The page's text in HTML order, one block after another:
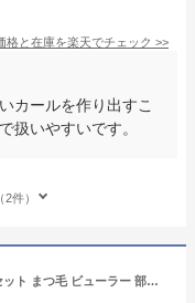
格と在庫を楽天でチェック >>
カールを作り出すこ
扱いやすいです。
件）
z18#ビューラー 日本国内当日発送 2個セット まつ毛 ビューラー 部分用 ゴム アイラッシュカーラー 目尻 目頭 下まつげ メイク用品 化粧道具 携帯用 コンパクト 可愛い プッシュアップ カール